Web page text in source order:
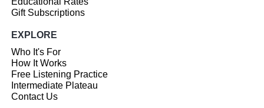
Gift Subscriptions
EXPLORE
Who It's For
How It Works
Free Listening Practice
Intermediate Plateau
Contact Us